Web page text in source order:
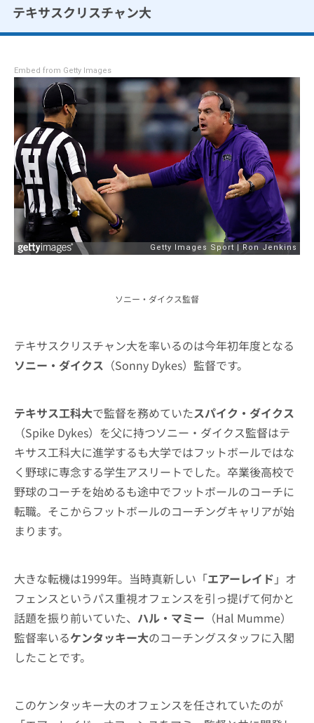
テキサスクリスチャン大
Embed from Getty Images
ソニー・ダイクス監督
テキサスクリスチャン大を率いるのは今年初年度となる
ソニー・ダイクス （Sonny Dykes）監督です。
テキサス工科大で監督を務めていたスパイク・ダイクス
（Spike Dykes）を父に持つソニー・ダイクス監督はテ
キサス工科大に進学するも大学ではフットボールではな
く野球に専念する学生アスリートでした。卒業後高校で
野球のコーチを始めるも途中でフットボールのコーチに
転職。そこからフットボールのコーチングキャリアが始
まります。
大きな転機は1999年。当時真新しい「エアーレイド 」オ
フェンスというパス重視オフェンスを引っ提げて何かと
話題を振り前いていた、 ハル・マミー （Hal Mumme）
監督率いるケンタッキー大のコーチングスタッフに入閣
したことです。
このケンタッキー大のオフェンスを任されていたのが